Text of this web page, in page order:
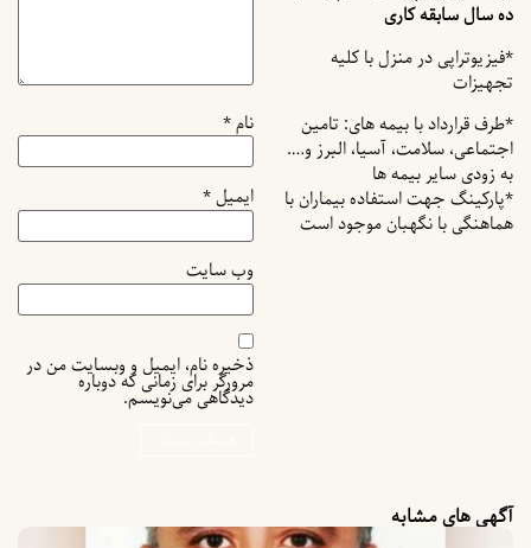
ده سال سابقه کاری
*فیزیوتراپی در منزل با کلیه
تجهیزات
*طرف قرارداد با بیمه های: تامین
اجتماعی، سلامت، آسیا، البرز و….
به زودی سایر بیمه ها
*پارکینگ جهت استفاده بیماران با
هماهنگی با نگهبان موجود است
نام*
ایمیل*
وب‌ سایت
ذخیره نام، ایمیل و وبسایت من در
مرورگر برای زمانی که دوباره
دیدگاهی می‌نویسم.
آگهی های مشابه